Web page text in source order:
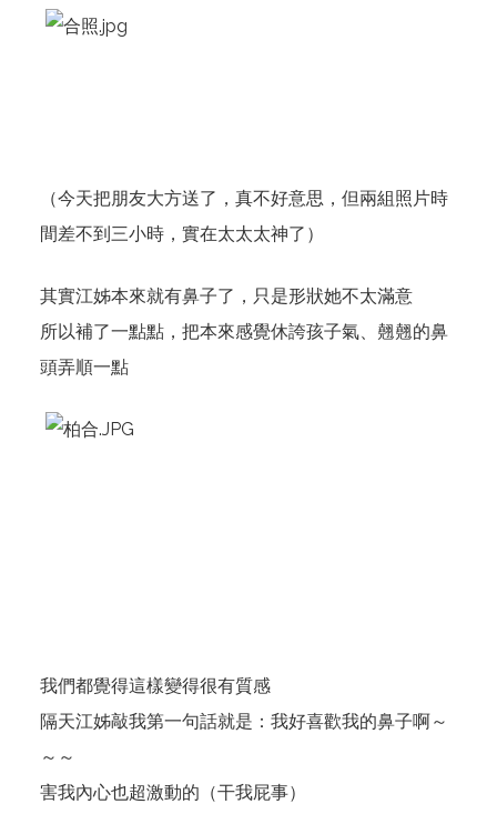
（今天把朋友大方送了，真不好意思，但兩組照片時
間差不到三小時，實在太太太神了）
其實江姊本來就有鼻子了，只是形狀她不太滿意
所以補了一點點，把本來感覺休誇孩子氣、翹翹的鼻
頭弄順一點
我們都覺得這樣變得很有質感
隔天江姊敲我第一句話就是：我好喜歡我的鼻子啊～
～～
害我內心也超激動的（干我屁事）